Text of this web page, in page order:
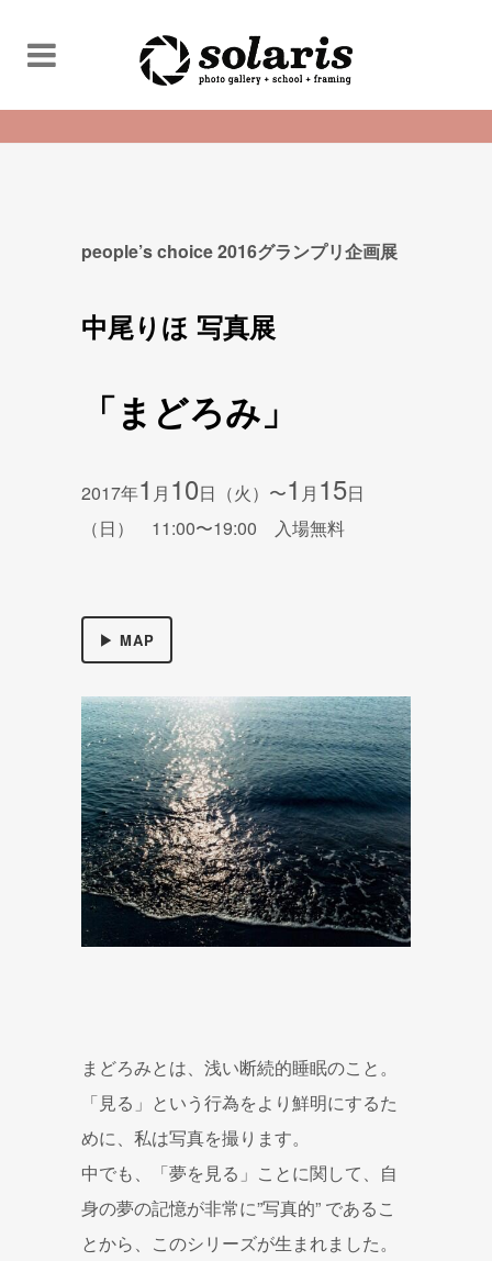
people’s choice 2016グランプリ企画展
中尾りほ 写真展
「まどろみ」
2017年1 月 10日（火）〜1 月 15日
（日） 11:00〜19:00 入場無料
▶ MAP
まどろみとは、浅い断続的睡眠のこと。
「見る」という行為をより鮮明にするた
めに、私は写真を撮ります。
中でも、「夢を見る」ことに関して、自
身の夢の記憶が非常に”写真的” であるこ
とから、このシリーズが生まれました。